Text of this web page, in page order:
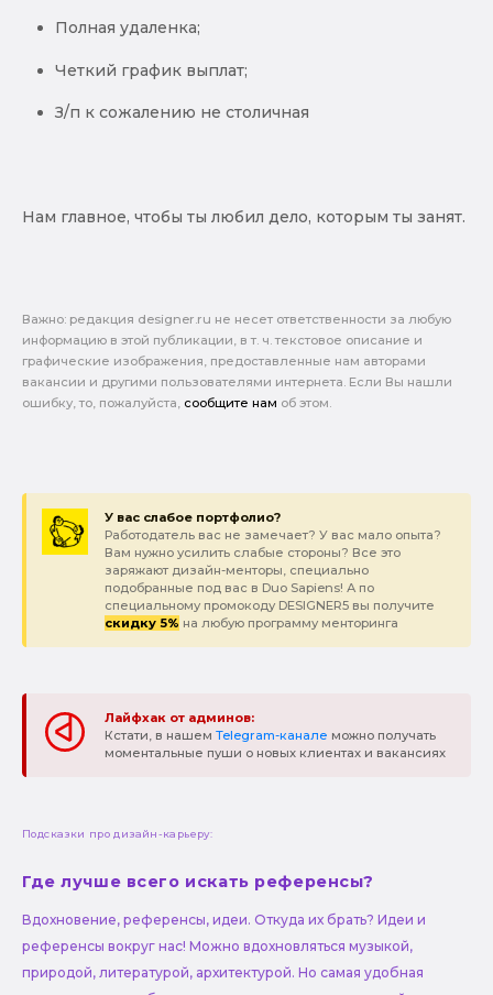
Полная удаленка;
Четкий график выплат;
З/п к сожалению не столичная
Нам главное, чтобы ты любил дело, которым ты занят.
Важно: pедакция designer.ru не несет ответственности за любую
информацию в этой публикации, в т. ч. текстовое описание и
графические изображения, предоставленные нам авторами
вакансии и другими пользователями интернета. Если Вы нашли
ошибку, то, пожалуйста, сообщите нам об этом.
У вас слабое портфолио?
Работодатель вас не замечает? У вас мало опыта?
Вам нужно усилить слабые стороны? Все это
заряжают дизайн-менторы, специально
подобранные под вас в Duo Sapiens! А по
специальному промокоду DESIGNER5 вы получите
скидку 5% на любую программу менторинга
Лайфхак от админов:
Кстати, в нашем Telegram-канале можно получать
моментальные пуши о новых клиентах и вакансиях
Подсказки про дизайн-карьеру:
Где лучше всего искать референсы?
Вдохновение, референсы, идеи. Откуда их брать? Идеи и
референсы вокруг нас! Можно вдохновляться музыкой,
природой, литературой, архитектурой. Но самая удобная